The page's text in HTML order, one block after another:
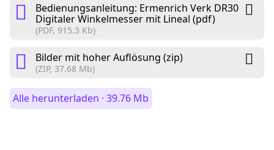
Bedienungsanleitung: Ermenrich Verk DR30
Digitaler Winkelmesser mit Lineal (pdf)
(PDF, 915.3 Kb)
Bilder mit hoher Auflösung (zip)
(ZIP, 37.68 Mb)
Alle herunterladen · 39.76 Mb